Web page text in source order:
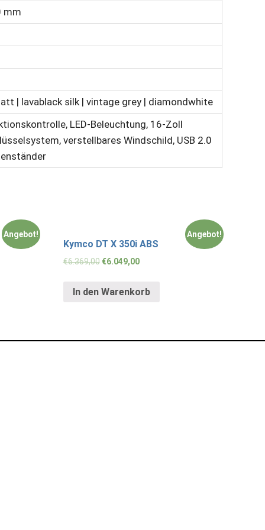
mm
| lavablack silk | vintage grey | diamondwhite
LED-Beleuchtung, 16-Zoll
verstellbares Windschild, USB 2.0
Angebot! Angebot!
Kymco DT X 350i ABS
€6.369,00 €6.049,00
In den Warenkorb